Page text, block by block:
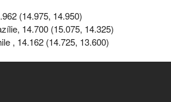
(14.975, 14.950)
14.700 (15.075, 14.325)
, 14.162 (14.725, 13.600)